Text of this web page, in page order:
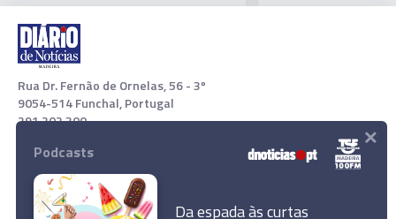
Rua Dr. Fernão de Ornelas, 56 - 3º
9054-514 Funchal, Portugal
291 202 300
Download App
Podcasts
Da espada às curtas
×